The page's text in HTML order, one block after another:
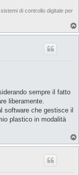
di controllo digitale per
sempre il fatto
liberamente.
software che gestisce il
plastico in modalità